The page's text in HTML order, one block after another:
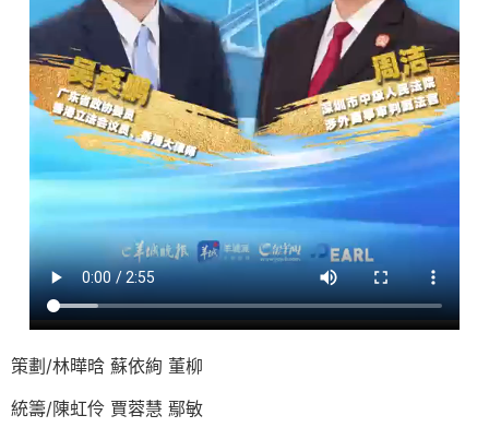
策劃/林曄晗 蘇依絢 董柳
統籌/陳虹伶 賈蓉慧 鄢敏